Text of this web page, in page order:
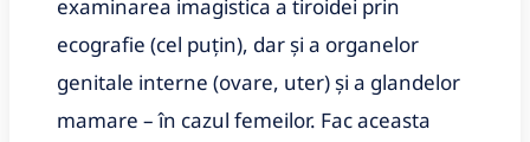
examinarea imagistica a tiroidei prin
ecografie (cel puțin), dar și a organelor
genitale interne (ovare, uter) și a glandelor
mamare – în cazul femeilor. Fac aceasta